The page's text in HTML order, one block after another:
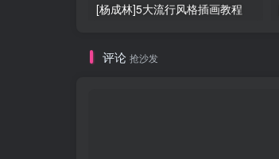
[杨成林]5大流行风格插画教程
评论 抢沙发